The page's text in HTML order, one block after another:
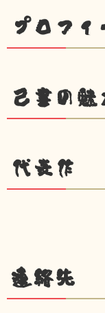
プロフィ
己書の魅
代表作
連絡先